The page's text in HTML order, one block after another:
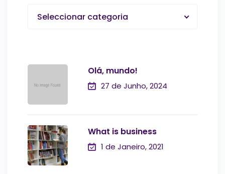
Seleccionar categoria
Olá, mundo!
27 de Junho, 2024
What is business
1 de Janeiro, 2021